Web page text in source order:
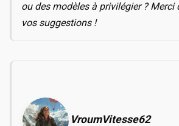
ou des modèles à privilégier ? Merci
vos suggestions !
VroumVitesse62